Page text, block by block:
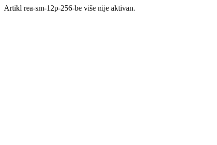
Artikl rea-sm-12p-256-be više nije aktivan.